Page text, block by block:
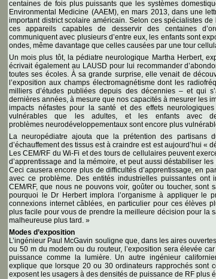
centaines de fois plus puissants que les systèmes
Environmental Medicine (AAEM), en mars 2013, dans une
important district scolaire américain. Selon ces spécialistes
ces appareils capables de desservir des centaines
communiquent avec plusieurs d’entre eux, les enfants sont
ondes, même davantage que celles causées par une tour
Un mois plus tôt, la pédiatre neurologique Martha Herbert,
écrivait également au LAUSD pour lui recommander
toutes ses écoles. À sa grande surprise, elle venait de
l’exposition aux champs électromagnétisme dont les
milliers d’études publiées depuis des décennies – et qui
dernières années, à mesure que nos capacités à mesurer les
impacts néfastes pour la santé et des effets
vulnérables que les adultes, et les enfants avec
problèmes neurodéveloppementaux sont encore plus
La neuropédiatre ajouta que la prétention des partisans
d’échauffement des tissus est à craindre est est aujourd’hui «
Les CEM/RF du Wi-Fi et des tours de cellulaires peuvent
d’apprentissage and la mémoire, et peut aussi déstabiliser
Ceci causera encore plus de difficultés d’apprentissage, en
avec ce problème. Des entités industrielles puissantes
CEM/RF, que nous ne pouvons voir, goûter ou toucher, sont
pourquoi le Dr Herbert implora l’organisme à appliquer le
connexions internet câblées, en particulier pour ces élèves
plus facile pour vous de prendre la meilleure décision pour la
malheureuse plus tard. »
Modes d’exposition
L’ingénieur Paul McGavin souligne que, dans les aires
ou 50 m du modem ou du routeur, l’exposition sera élevée
puissance comme la lumière. Un autre ingénieur
explique que lorsque 20 ou 30 ordinateurs rapprochés sont
exposent les usagers à des densités de puissance de RF plus